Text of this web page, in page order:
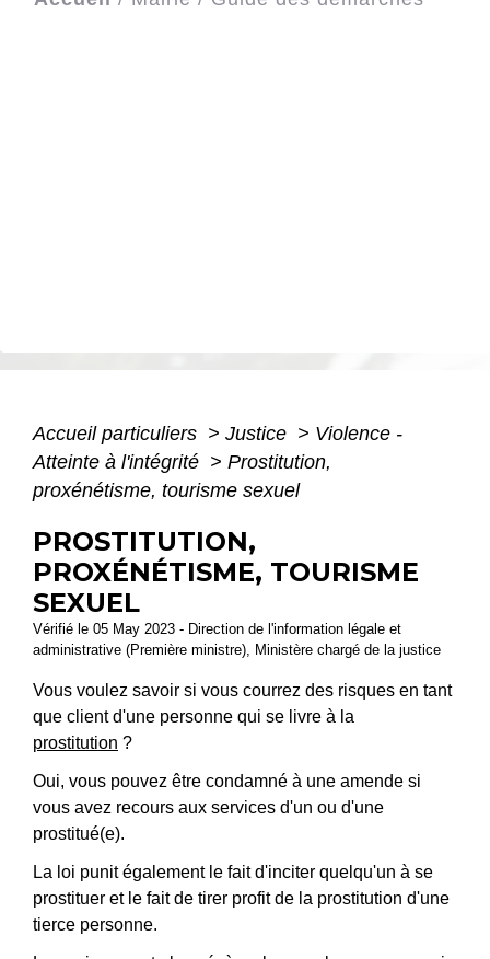
Accueil particuliers > Justice > Violence -
Atteinte à l'intégrité > Prostitution,
proxénétisme, tourisme sexuel
PROSTITUTION,
PROXÉNÉTISME, TOURISME
SEXUEL
Vérifié le 05 May 2023 - Direction de l'information légale et
administrative (Première ministre), Ministère chargé de la justice
Vous voulez savoir si vous courrez des risques en tant
que client d'une personne qui se livre à la
prostitution ?
Oui, vous pouvez être condamné à une amende si
vous avez recours aux services d'un ou d'une
prostitué(e).
La loi punit également le fait d'inciter quelqu'un à se
prostituer et le fait de tirer profit de la prostitution d'une
tierce personne.